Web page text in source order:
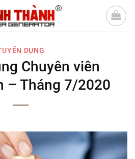
DỤNG
Chuyên viên
– Tháng 7/2020